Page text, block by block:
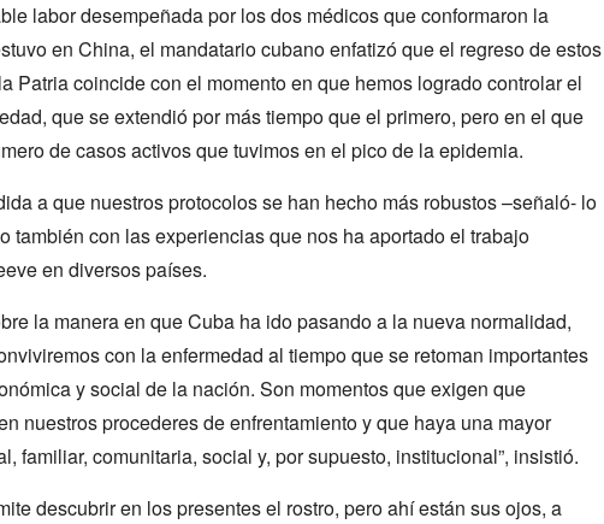
labor desempeñada por los dos médicos que conformaron la
en China, el mandatario cubano enfatizó que el regreso de estos
Patria coincide con el momento en que hemos logrado controlar el
que se extendió por más tiempo que el primero, pero en el que
de casos activos que tuvimos en el pico de la epidemia.
a que nuestros protocolos se han hecho más robustos –señaló- lo
también con las experiencias que nos ha aportado el trabajo
en diversos países.
la manera en que Cuba ha ido pasando a la nueva normalidad,
con la enfermedad al tiempo que se retoman importantes
y social de la nación. Son momentos que exigen que
nuestros procederes de enfrentamiento y que haya una mayor
familiar, comunitaria, social y, por supuesto, institucional”, insistió.
descubrir en los presentes el rostro, pero ahí están sus ojos, a